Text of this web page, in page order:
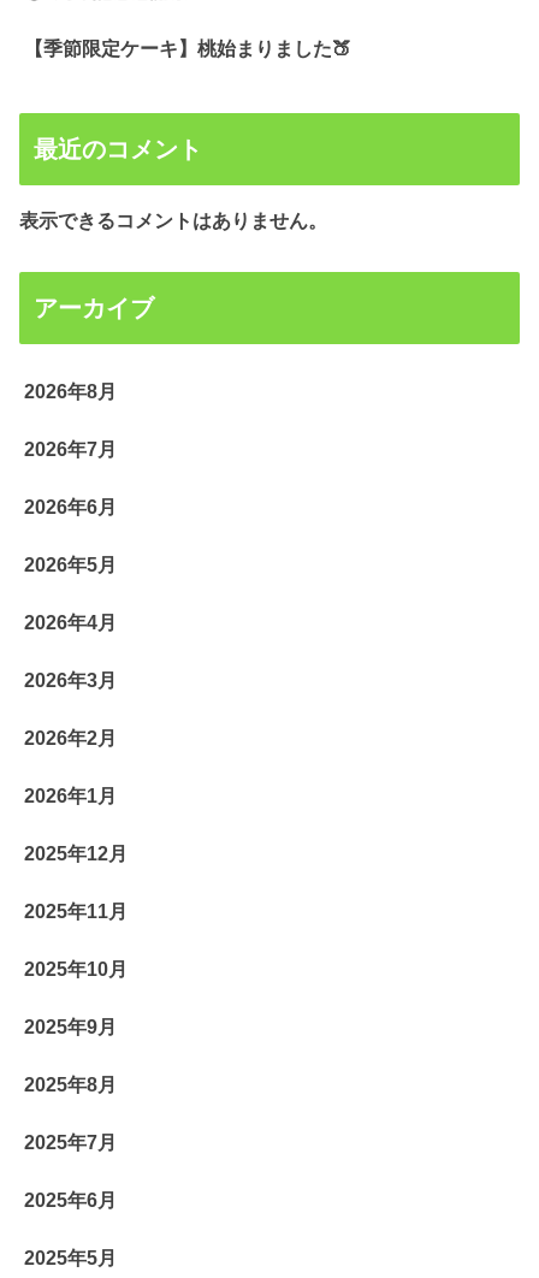
【季節限定ケーキ】桃始まりました🍑
最近のコメント
表示できるコメントはありません。
アーカイブ
2026年8月
2026年7月
2026年6月
2026年5月
2026年4月
2026年3月
2026年2月
2026年1月
2025年12月
2025年11月
2025年10月
2025年9月
2025年8月
2025年7月
2025年6月
2025年5月